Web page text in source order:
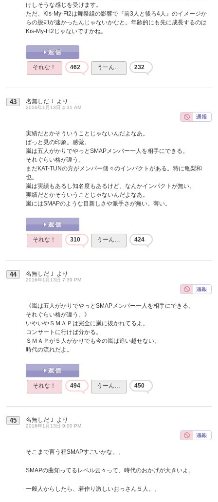
けしそうな感じを受けます。
ただ、Kis-My-Ft2は舞祭組の影響で『前3人と後ろ4人』のイメージか
らの脱却が速かったんじゃないかなと。年齢的にも先に成長するのは
Kis-My-Ft2じゃないですかね。
それな！ 462 うーん… 232
43 名無しだＪ より
2016年1月13日 4:31 AM
実績だとかそういうことじゃないんだよなあ。
ぱっと見の印象。感覚。
嵐は五人がかりでやっとSMAPメンバー一人を相手にできる。
それぐらい格が違う。
まだKAT-TUNの方がメンバー個々のインパクトがある。特に亀梨和
也。
嵐は実績もあるし知名度もあるけど、なんかインパクトが無い。
実績だとかそういうことじゃないんだよなあ。
嵐にはSMAPのような目新しさや派手さが無い。薄い。
それな！ 310 うーん… 424
44 名無しだＪ より
2016年1月13日 7:39 PM
《嵐は五人がかりでやっとSMAPメンバー一人を相手にできる。
それぐらい格が違う。》
いやいやＳＭＡＰは完全に嵐に抜かれてるよ。
コンサートに行けば分かる。
ＳＭＡＰが５人がかりでも今の嵐は追い越せない。
時代の流れだよ。
それな！ 494 うーん… 450
45 名無しだＪ より
2016年1月13日 9:00 PM
そこまで言う程SMAPすごいかな。。
SMAPの曲知ってるレベル云々って、時代のおかげが大きいよ。
一般人からしたら、若作り激しいおっさん５人。。